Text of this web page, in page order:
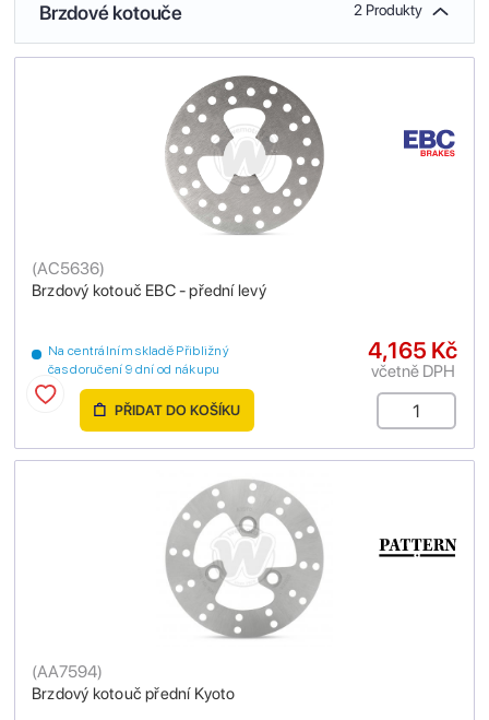
Brzdové kotouče 2 Produkty
Brzdový kotouč EBC - přední levý
(AC5636)
Na centrálním skladě Přibližný
čas doručení 9 dní od nákupu
4,165 Kč
včetně DPH
PŘIDAT DO KOŠÍKU
Brzdový kotouč přední Kyoto
(AA7594)